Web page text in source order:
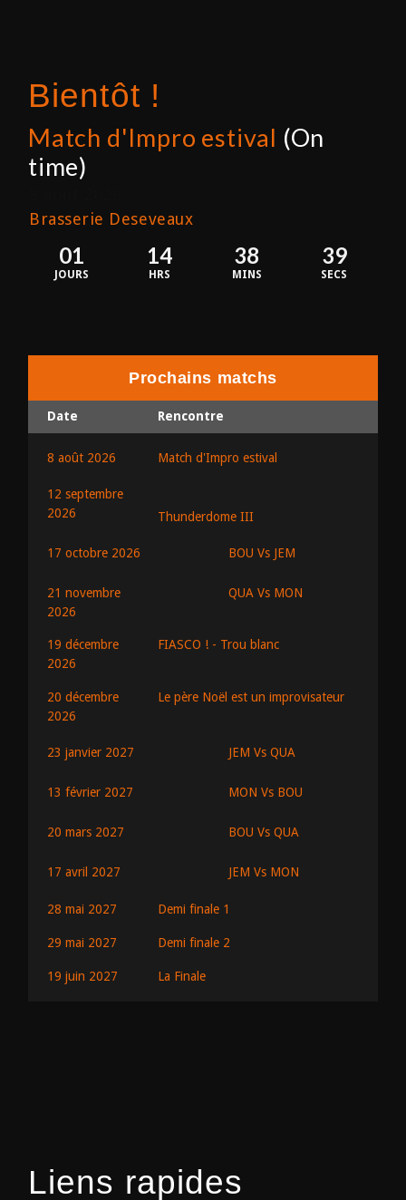
Bientôt !
Match d'Impro estival (On
time)
Brasserie Deseveaux
01
JOURS
14
HRS
38
MINS
39
SECS
Prochains matchs
Date Rencontre
8 août 2026 Match d'Impro estival
12 septembre
2026
Thunderdome III
17 octobre 2026 BOU Vs JEM
21 novembre
2026
QUA Vs MON
19 décembre
2026
FIASCO ! - Trou blanc
20 décembre
2026
Le père Noël est un improvisateur
23 janvier 2027 JEM Vs QUA
13 février 2027 MON Vs BOU
20 mars 2027 BOU Vs QUA
17 avril 2027 JEM Vs MON
28 mai 2027 Demi finale 1
29 mai 2027 Demi finale 2
19 juin 2027 La Finale
Liens rapides